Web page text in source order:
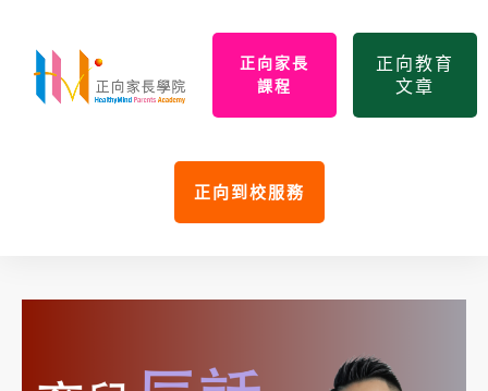
正向家長
課程
正向教育
文章
正向到校服務